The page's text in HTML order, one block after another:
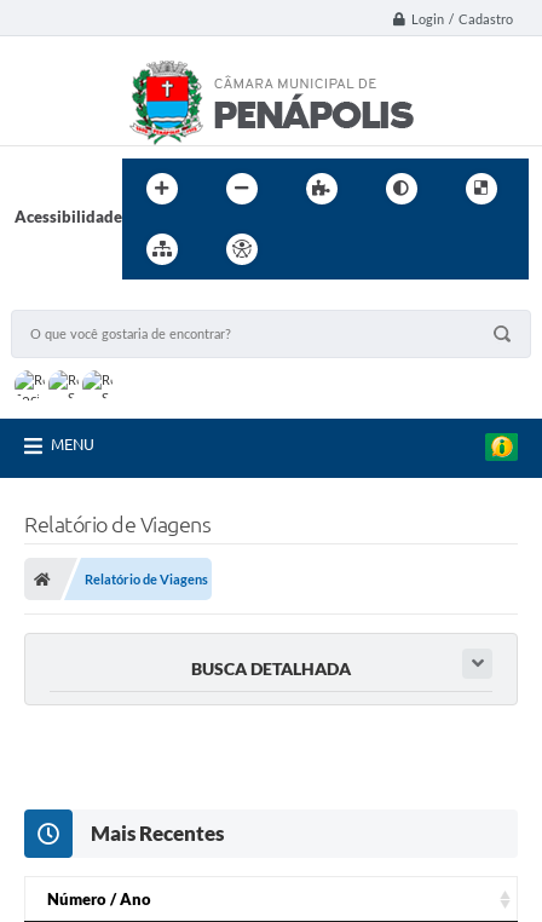
Login / Cadastro
Acessibilidade
MENU
Relatório de Viagens
Relatório de Viagens
BUSCA DETALHADA
Mais Recentes
Número / Ano